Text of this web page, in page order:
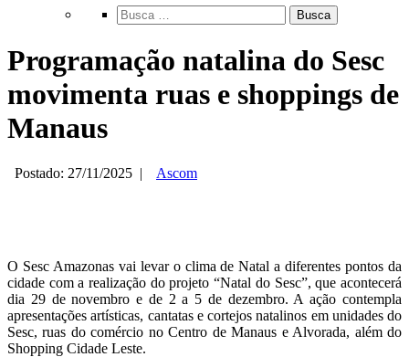
Busca
Programação natalina do Sesc
movimenta ruas e shoppings de
Manaus
Postado: 27/11/2025 | Ascom
O Sesc Amazonas vai levar o clima de Natal a diferentes pontos da
cidade com a realização do projeto “Natal do Sesc”, que acontecerá
dia 29 de novembro e de 2 a 5 de dezembro. A ação contempla
apresentações artísticas, cantatas e cortejos natalinos em unidades do
Sesc, ruas do comércio no Centro de Manaus e Alvorada, além do
Shopping Cidade Leste.